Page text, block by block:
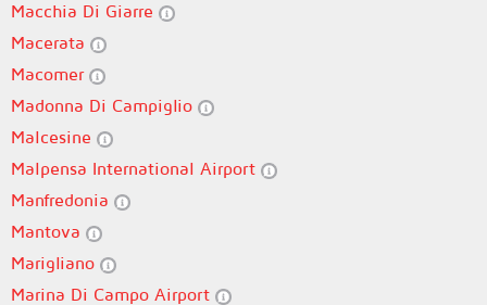
Macchia Di Giarre
Macerata
Macomer
Madonna Di Campiglio
Malcesine
Malpensa International Airport
Manfredonia
Mantova
Marigliano
Marina Di Campo Airport